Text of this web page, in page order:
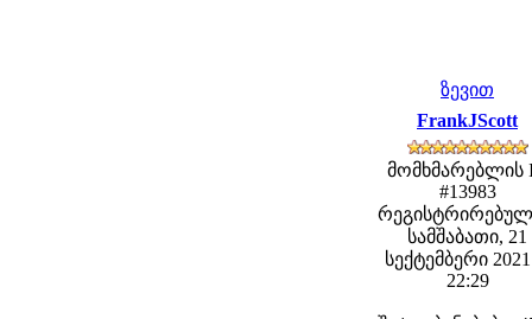
ზევით
FrankJScott
მომხმარებლის
#13983
სამშაბათი, 21
სექტემბერი
22:29